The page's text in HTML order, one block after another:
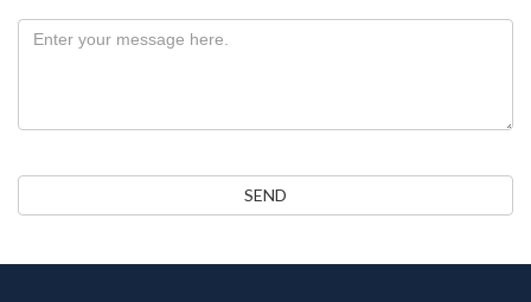
Message
SEND